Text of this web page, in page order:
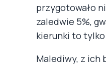
przygotowało
zaledwie 5%,
kierunki to
Malediwy, z ich